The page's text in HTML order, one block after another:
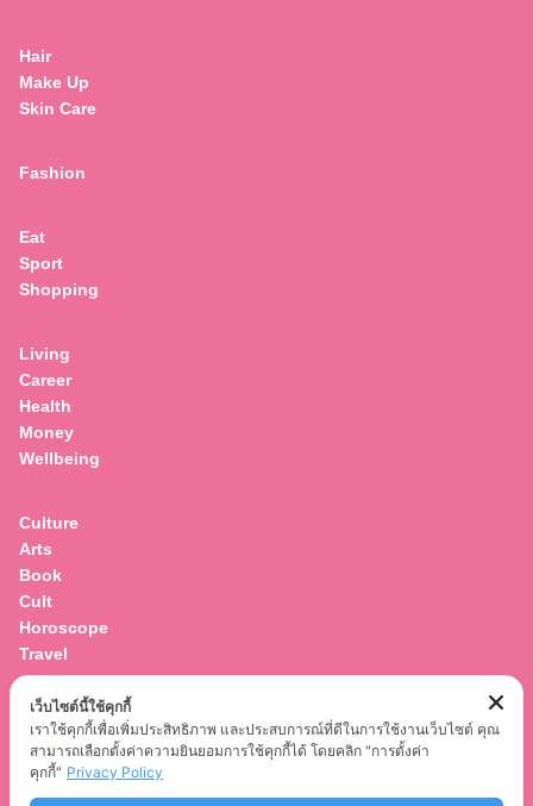
Search
for:
Hair
Make Up
Skin Care
Fashion
Eat
Sport
Shopping
Living
Career
Health
Money
Wellbeing
Culture
Arts
Book
Cult
Horoscope
Travel
Entertainment
Celebrity
Movies
Musics
เว็บไซต์นี้ใช้คุกกี้
เราใช้คุกกี้เพื่อเพิ่มประสิทธิภาพ และประสบการณ์ที่ดีในการใช้งานเว็บไซต์ คุณ
สามารถเลือกตั้งค่าความยินยอมการใช้คุกกี้ได้ โดยคลิก "การตั้งค่า
คุกกี้" Privacy Policy